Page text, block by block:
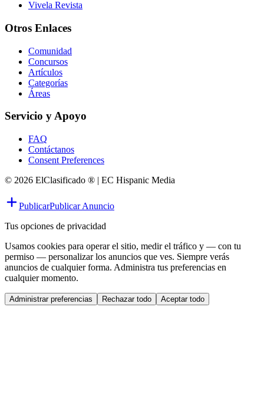
Vivela Revista
Otros Enlaces
Comunidad
Concursos
Artículos
Categorías
Áreas
Servicio y Apoyo
FAQ
Contáctanos
Consent Preferences
© 2026 ElClasificado ® | EC Hispanic Media
PublicarPublicar Anuncio
Tus opciones de privacidad
Usamos cookies para operar el sitio, medir el tráfico y — con tu
permiso — personalizar los anuncios que ves. Siempre verás
anuncios de cualquier forma. Administra tus preferencias en
cualquier momento.
Administrar preferencias Rechazar todo Aceptar todo